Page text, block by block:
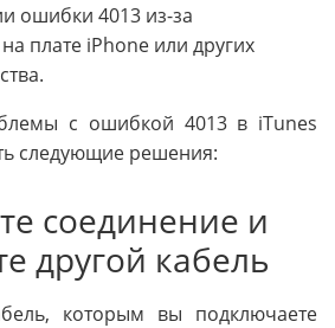
ошибки 4013 из-за
плате iPhone или других
с ошибкой 4013 в iTunes
следующие решения:
соединение и
другой кабель
которым вы подключаете